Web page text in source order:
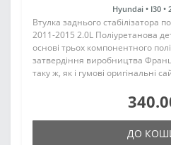
Hyundai • I30 •
Втулка заднього стабілізатора
2011-2015 2.0L Поліуретанова
основі трьох компонентного
затвердіння виробництва
таку ж, як і гумові оригінальні
ДО